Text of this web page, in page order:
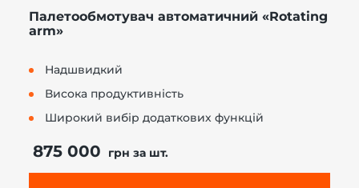
Палетообмотувач автоматичний «Rotating
arm»
Надшвидкий
Висока продуктивність
Широкий вибір додаткових функцій
875 000 грн за шт.